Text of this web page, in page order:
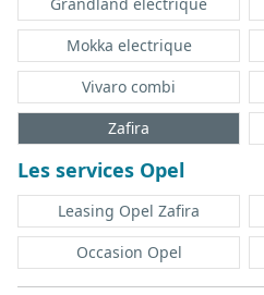
Mokka electrique
Vivaro combi
Zafira
Les services Opel
Leasing Opel Zafira
Occasion Opel